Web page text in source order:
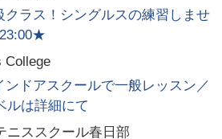
クラス！シングルスの練習しませ
College
ンドアスクールで一般レッスン／
ルは詳細にて
ニススクール春日部